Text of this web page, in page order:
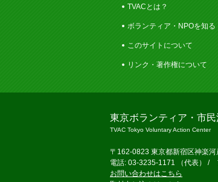
TVACとは？
ボランティア・NPOを知る
このサイトについて
リンク・著作権について
東京ボランティア・市
TVAC Tokyo Voluntary Action Center
〒162-0823 東京都新宿区神楽
電話: 03-3235-1171 （代表） /
お問い合わせはこちら